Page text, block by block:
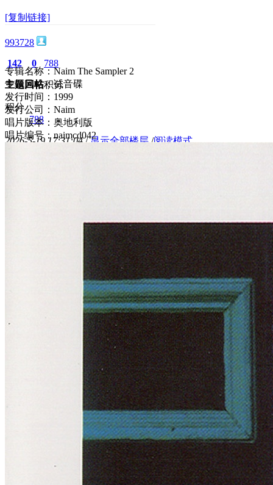
[复制链接]
993728
142
主题
0
回帖
788
积分
积分
788
2026-5-19 17:31:04 / 显示全部楼层 /阅读模式
专辑名称：Naim The Sampler 2
专辑风格：试音碟
发行时间：1999
发行公司：Naim
唱片版本：奥地利版
唱片编号：naimcd042